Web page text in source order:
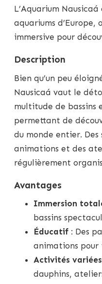
L’Aquarium Nausicaá
aquariums
immersive pour
Description
Bien qu’un peu
Nausicaá vaut le
multitude de bassins
permettant de
du monde entier. Des
animations et des
régulièrement
Avantages
Immersion
bassins
Éducatif : Des
animations pour
Activités variées
dauphins,